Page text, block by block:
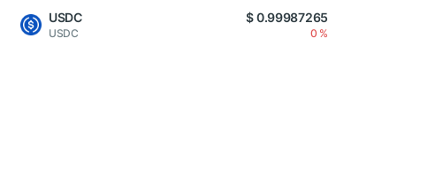
USDC
USDC
$ 0.99987265
0 %